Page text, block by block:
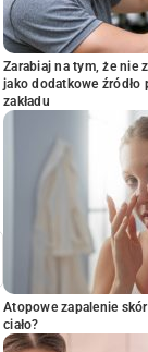
Zarabiaj na tym, że nie
jako dodatkowe
zakładu
Atopowe zapalenie
ciało?